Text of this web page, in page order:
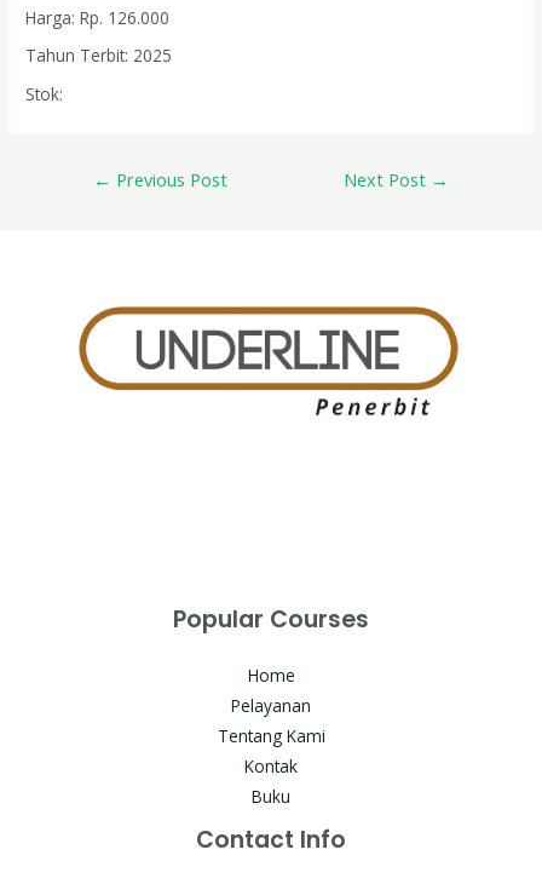
Harga: Rp. 126.000
Tahun Terbit: 2025
Stok:
← Previous Post Next Post →
Popular Courses
Home
Pelayanan
Tentang Kami
Kontak
Buku
Contact Info